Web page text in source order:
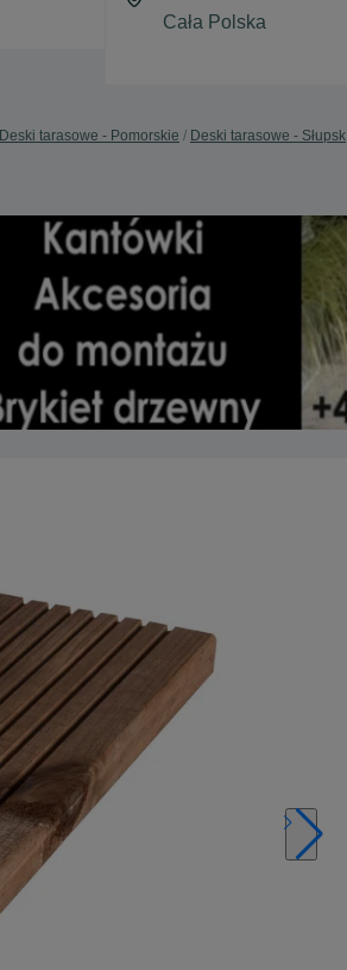
Deski tarasowe - Pomorskie Deski tarasowe - Słupsk